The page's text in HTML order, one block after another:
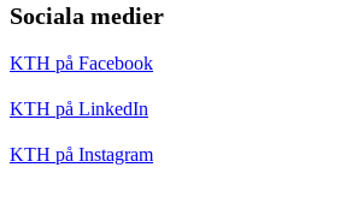
Sociala medier
KTH på Facebook
KTH på LinkedIn
KTH på Instagram